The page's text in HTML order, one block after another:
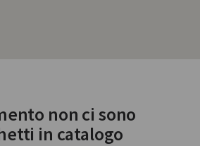
non ci sono
in catalogo